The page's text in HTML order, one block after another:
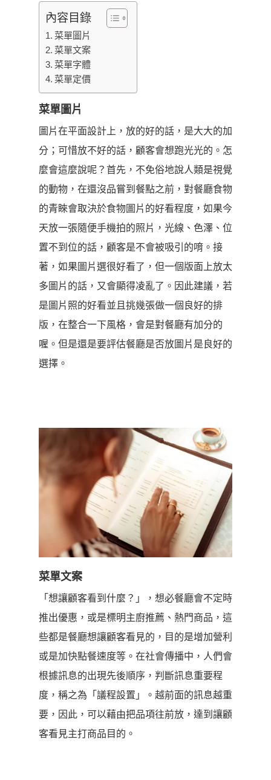
內容目錄
菜單圖片
菜單文案
菜單字體
菜單定價
菜單圖片
圖片在平面設計上，放的好的話，是大大的加
分；可惜放不好的話，顧客會想跑光光的。怎
麼會這麼說呢？首先，不免俗地說人類是視覺
的動物，在還沒品嘗到餐點之前，對餐廳食物
的青睞會取決於食物圖片的好看程度，如果今
天放一張隨便手機拍的照片，光線、色澤、位
置不到位的話，顧客是不會被吸引的唷。接
著，如果圖片選很好看了，但一個版面上放太
多圖片的話，又會顯得凌亂了。因此建議，若
是圖片照的好看並且挑幾張做一個良好的排
版，在整合一下風格，會是對餐廳有加分的
喔。但是還是要評估餐廳是否放圖片是良好的
選擇。
菜單文案
「想讓顧客看到什麼？」，想必餐廳會不定時
推出優惠，或是標明主廚推薦、熱門商品，這
些都是餐廳想讓顧客看見的，目的是增加營利
或是加快點餐速度等。 在社會傳播中，人們會
根據訊息的出現先後順序，判斷訊息重要程
度，稱之為「議程設置」。越前面的訊息越重
要，因此，可以藉由把品項往前放，達到讓顧
客看見主打商品目的。